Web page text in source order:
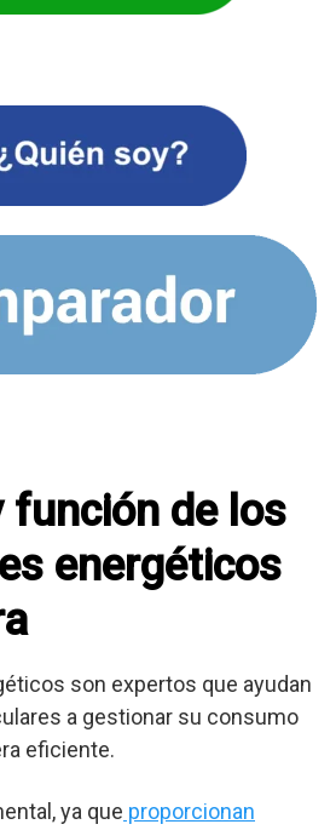
función de los
energéticos
son expertos que ayudan
a gestionar su consumo
eficiente.
ya que proporcionan